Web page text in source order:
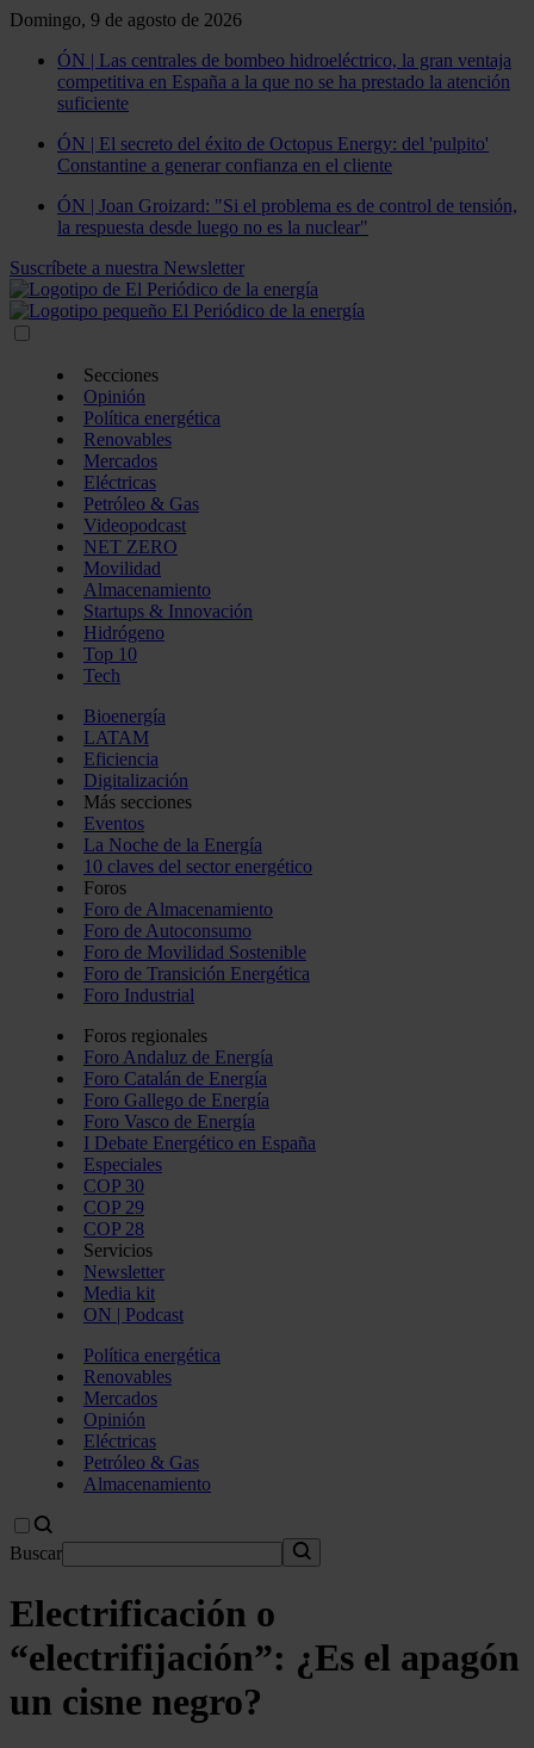
Domingo, 9 de agosto de 2026
ÓN | Las centrales de bombeo hidroeléctrico, la gran ventaja
competitiva en España a la que no se ha prestado la atención
suficiente
ÓN | El secreto del éxito de Octopus Energy: del 'pulpito'
Constantine a generar confianza en el cliente
ÓN | Joan Groizard: "Si el problema es de control de tensión,
la respuesta desde luego no es la nuclear"
Suscríbete a nuestra Newsletter
Secciones
Opinión
Política energética
Renovables
Mercados
Eléctricas
Petróleo & Gas
Videopodcast
NET ZERO
Movilidad
Almacenamiento
Startups & Innovación
Hidrógeno
Top 10
Tech
Bioenergía
LATAM
Eficiencia
Digitalización
Más secciones
Eventos
La Noche de la Energía
10 claves del sector energético
Foros
Foro de Almacenamiento
Foro de Autoconsumo
Foro de Movilidad Sostenible
Foro de Transición Energética
Foro Industrial
Foros regionales
Foro Andaluz de Energía
Foro Catalán de Energía
Foro Gallego de Energía
Foro Vasco de Energía
I Debate Energético en España
Especiales
COP 30
COP 29
COP 28
Servicios
Newsletter
Media kit
ON | Podcast
Política energética
Renovables
Mercados
Opinión
Eléctricas
Petróleo & Gas
Almacenamiento
Buscar
Electrificación o
“electrifijación”: ¿Es el apagón
un cisne negro?